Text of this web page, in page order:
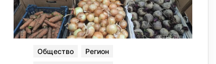
Общество
Регион